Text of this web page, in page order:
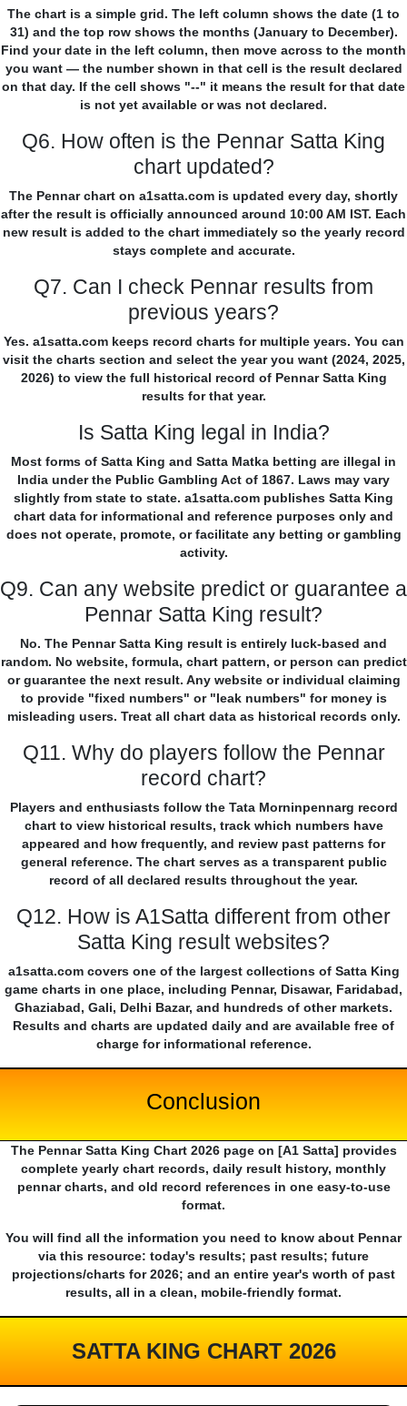
The chart is a simple grid. The left column shows the date (1 to
31) and the top row shows the months (January to December).
Find your date in the left column, then move across to the month
you want — the number shown in that cell is the result declared
on that day. If the cell shows "--" it means the result for that date
is not yet available or was not declared.
Q6. How often is the Pennar Satta King
chart updated?
The Pennar chart on a1satta.com is updated every day, shortly
after the result is officially announced around 10:00 AM IST. Each
new result is added to the chart immediately so the yearly record
stays complete and accurate.
Q7. Can I check Pennar results from
previous years?
Yes. a1satta.com keeps record charts for multiple years. You can
visit the charts section and select the year you want (2024, 2025,
2026) to view the full historical record of Pennar Satta King
results for that year.
Is Satta King legal in India?
Most forms of Satta King and Satta Matka betting are illegal in
India under the Public Gambling Act of 1867. Laws may vary
slightly from state to state. a1satta.com publishes Satta King
chart data for informational and reference purposes only and
does not operate, promote, or facilitate any betting or gambling
activity.
Q9. Can any website predict or guarantee a
Pennar Satta King result?
No. The Pennar Satta King result is entirely luck-based and
random. No website, formula, chart pattern, or person can predict
or guarantee the next result. Any website or individual claiming
to provide "fixed numbers" or "leak numbers" for money is
misleading users. Treat all chart data as historical records only.
Q11. Why do players follow the Pennar
record chart?
Players and enthusiasts follow the Tata Morninpennarg record
chart to view historical results, track which numbers have
appeared and how frequently, and review past patterns for
general reference. The chart serves as a transparent public
record of all declared results throughout the year.
Q12. How is A1Satta different from other
Satta King result websites?
a1satta.com covers one of the largest collections of Satta King
game charts in one place, including Pennar, Disawar, Faridabad,
Ghaziabad, Gali, Delhi Bazar, and hundreds of other markets.
Results and charts are updated daily and are available free of
charge for informational reference.
Conclusion
The Pennar Satta King Chart 2026 page on [A1 Satta] provides
complete yearly chart records, daily result history, monthly
pennar charts, and old record references in one easy-to-use
format.
You will find all the information you need to know about Pennar
via this resource: today's results; past results; future
projections/charts for 2026; and an entire year's worth of past
results, all in a clean, mobile-friendly format.
SATTA KING CHART 2026